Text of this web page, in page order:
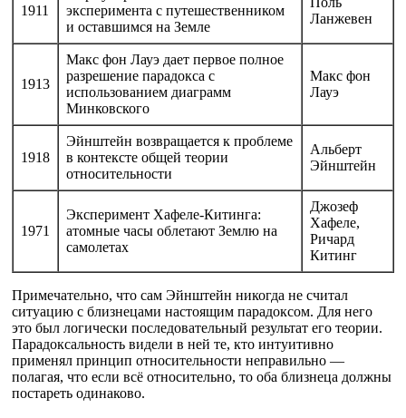
1911
эксперимента с путешественником
и оставшимся на Земле
Ланжевен
1913
Макс фон Лауэ дает первое полное
разрешение парадокса с
использованием диаграмм
Минковского
Макс фон
Лауэ
1918
Эйнштейн возвращается к проблеме
в контексте общей теории
относительности
Альберт
Эйнштейн
1971
Эксперимент Хафеле-Китинга:
атомные часы облетают Землю на
самолетах
Джозеф
Хафеле,
Ричард
Китинг
Примечательно, что сам Эйнштейн никогда не считал
ситуацию с близнецами настоящим парадоксом. Для него
это был логически последовательный результат его теории.
Парадоксальность видели в ней те, кто интуитивно
применял принцип относительности неправильно —
полагая, что если всё относительно, то оба близнеца должны
постареть одинаково.